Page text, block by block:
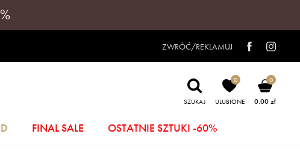
ZWRÓĆ/REKLAMUJ
SZUKAJ
0
ULUBIONE
0
0.00 zł
FINAL SALE OSTATNIE SZTUKI -60%